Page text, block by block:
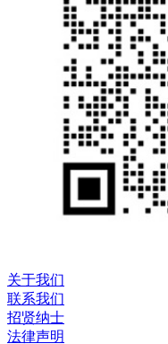
关于我们
联系我们
招贤纳士
法律声明